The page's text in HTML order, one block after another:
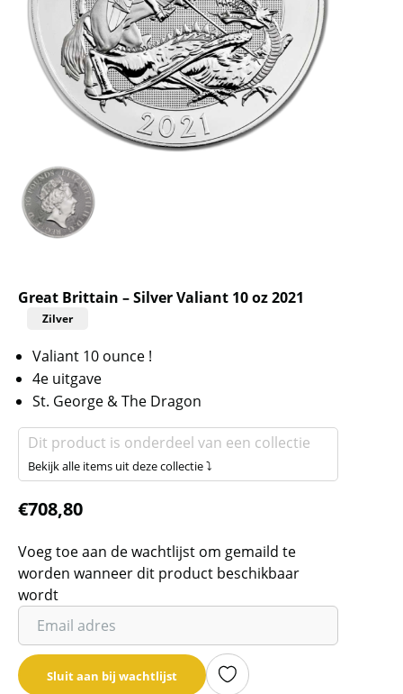
Great Brittain – Silver Valiant 10 oz 2021
Zilver
Valiant 10 ounce !
4e uitgave
St. George & The Dragon
Dit product is onderdeel van een collectie
Bekijk alle items uit deze collectie ⤵
€708,80
Voeg toe aan de wachtlijst om gemaild te
worden wanneer dit product beschikbaar
wordt
Vul
je
email
adresSluit aan bij wachtlijst